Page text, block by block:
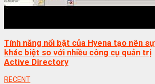
Tính năng nổi bật của Hyena tạo nên sự
khác biệt so với nhiều công cụ quản trị
Active Directory
RECENT